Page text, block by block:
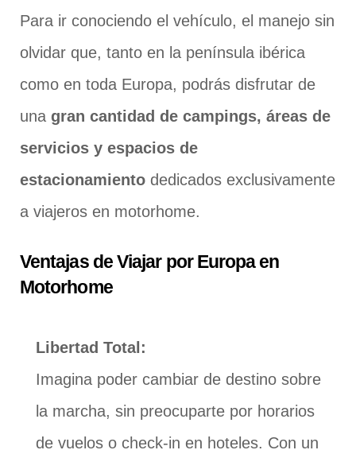
Para ir conociendo el vehículo, el manejo sin
olvidar que, tanto en la península ibérica
como en toda Europa, podrás disfrutar de
una gran cantidad de campings, áreas de
servicios y espacios de
estacionamiento dedicados exclusivamente
a viajeros en motorhome.
Ventajas de Viajar por Europa en
Motorhome
Libertad Total:
Imagina poder cambiar de destino sobre
la marcha, sin preocuparte por horarios
de vuelos o check-in en hoteles. Con un